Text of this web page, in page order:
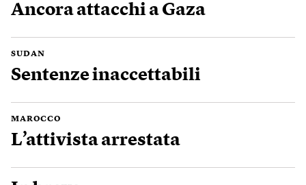
Ancora attacchi a Gaza
SUDAN
Sentenze inaccettabili
MAROCCO
L’attivista arrestata